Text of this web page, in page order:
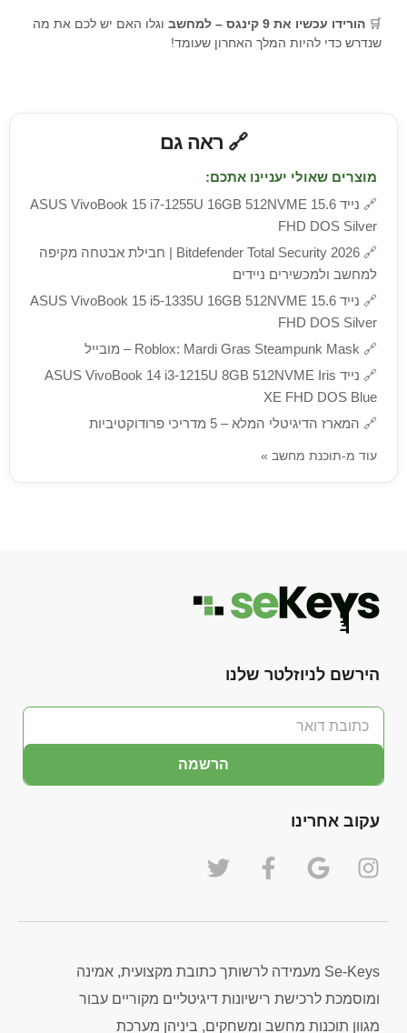
🛒 הורידו עכשיו את 9 קינגס – למחשב
וגלו האם יש לכם את מה
שנדרש כדי להיות המלך האחרון שעומד!
🔗 ראה גם
מוצרים שאולי יעניינו אתכם:
🔗
נייד ASUS VivoBook 15 i7-1255U 16GB 512NVME 15.6
FHD DOS Silver
🔗
Bitdefender Total Security 2026 | חבילת אבטחה מקיפה
למחשב ולמכשירים ניידים
🔗
נייד ASUS VivoBook 15 i5-1335U 16GB 512NVME 15.6
FHD DOS Silver
🔗 Roblox: Mardi Gras Steampunk Mask – מובייל
🔗
נייד ASUS VivoBook 14 i3-1215U 8GB 512NVME Iris
XE FHD DOS Blue
🔗 המארז הדיגיטלי המלא – 5 מדריכי פרודוקטיביות
עוד מ-תוכנת מחשב »
הירשם לניוזלטר שלנו
הרשמה
עקוב אחרינו
Se-Keys מעמידה לרשותך כתובת מקצועית, אמינה
ומוסמכת לרכישת רישיונות דיגיטליים מקוריים עבור
מגוון תוכנות מחשב ומשחקים, ביניהן מערכת